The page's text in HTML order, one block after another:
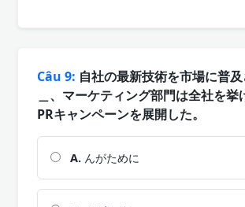
Câu 9: 自社の最新技術を市場に普及
＿、マーケティング部門は全社を
PRキャンペーンを展開した。
A. んがために